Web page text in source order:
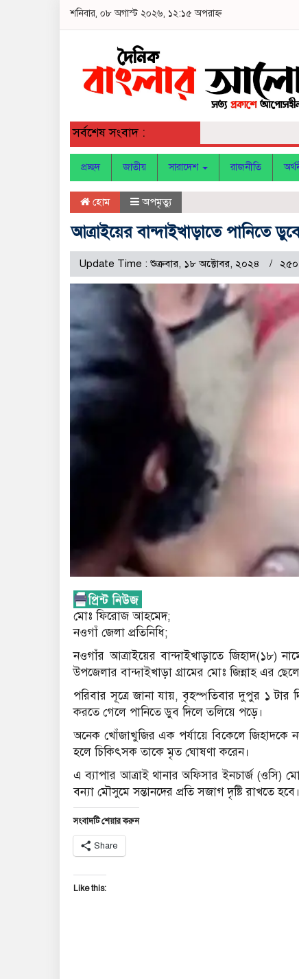
শনিবার, ০৮ অগাস্ট ২০২৬, ১২:১৫ অপরাহ্ন
সর্বশেষ সংবাদ :
প্রচ্ছদ জাতীয় সারাদেশ রাজনীতি
হোম অপমৃত্যু
আত্রাইয়ের বান্দাইখাড়াতে পানিতে
Update Time : শুক্রবার, ১৮ অক্টোবর, ২০২৪ ২৫০
মোঃ ফিরোজ আহমেদ;
নওগাঁ জেলা প্রতিনিধি;
নওগাঁর আত্রাইয়ের বান্দাইখাড়াতে জিহাদ(১৮)
উপজেলার বান্দাইখাড়া গ্রামের মোঃ জিন্নাহ এর
পরিবার সূত্রে জানা যায়, বৃহস্পতিবার দুপুর ১ টার
করতে গেলে পানিতে ডুব দিলে তলিয়ে পড়ে।
অনেক খোঁজাখুজির এক পর্যায়ে বিকেলে জিহাদকে
হলে চিকিৎসক তাকে মৃত ঘোষণা করেন।
এ ব্যাপার আত্রাই থানার অফিসার ইনচার্জ (ওসি)
বন্যা মৌসুমে সন্তানদের প্রতি সজাগ দৃষ্টি রাখতে হবে।
সংবাদটি শেয়ার করুন
Share
Like this: